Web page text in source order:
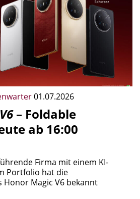
01.07.2026
– Foldable
ab 16:00
Firma mit einem KI-
Portfolio hat die
Magic V6 bekannt